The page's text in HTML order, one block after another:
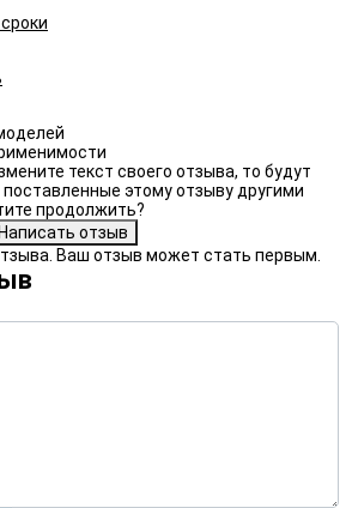
текст своего отзыва, то будут
этому отзыву другими
продолжить?
Ваш отзыв может стать первым.